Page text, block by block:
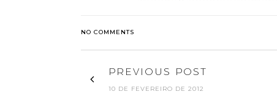
NO COMMENTS
PREVIOUS POST
10 DE FEVEREIRO DE 2012